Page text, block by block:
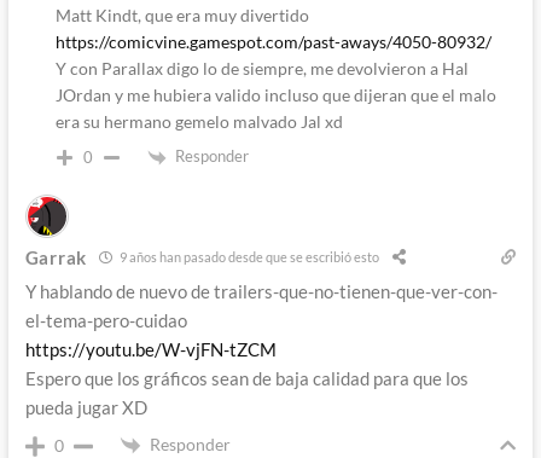
Matt Kindt, que era muy divertido
https://comicvine.gamespot.com/past-aways/4050-80932/
Y con Parallax digo lo de siempre, me devolvieron a Hal
JOrdan y me hubiera valido incluso que dijeran que el malo
era su hermano gemelo malvado Jal xd
0 Responder
Garrak 9 años han pasado desde que se escribió esto
Y hablando de nuevo de trailers-que-no-tienen-que-ver-con-
el-tema-pero-cuidao
https://youtu.be/W-vjFN-tZCM
Espero que los gráficos sean de baja calidad para que los
pueda jugar XD
0 Responder